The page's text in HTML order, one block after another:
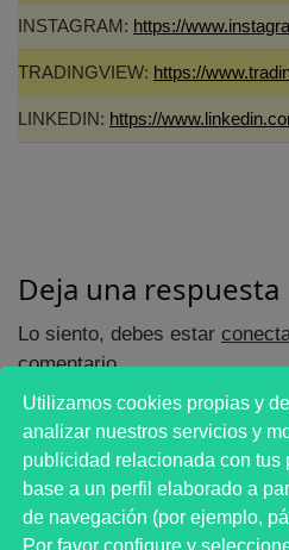
INSTAGRAM: https://
TRADINGVIEW: https://
LINKEDIN: https://
Deja una respuesta
Lo siento, debes estar
comentario.
Primer analista bursátil
Utilizamos cookies propias y
analizar nuestros servicios y
publicidad relacionada con tus
base a un perfil elaborado a
de navegación (por ejemplo,
Por favor configure y